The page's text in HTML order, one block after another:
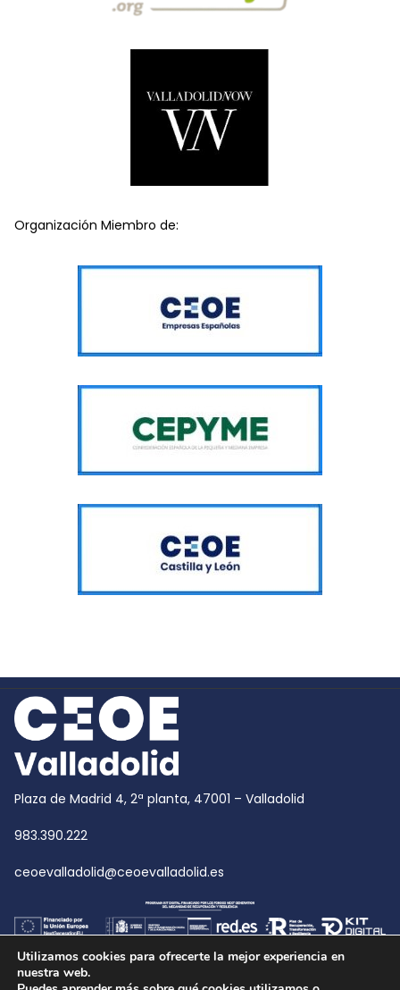
Organización Miembro de:
Plaza de Madrid 4, 2ª planta, 47001 – Valladolid
983.390.222
ceoevalladolid@ceoevalladolid.es
Utilizamos cookies para ofrecerte la mejor experiencia en
nuestra web.